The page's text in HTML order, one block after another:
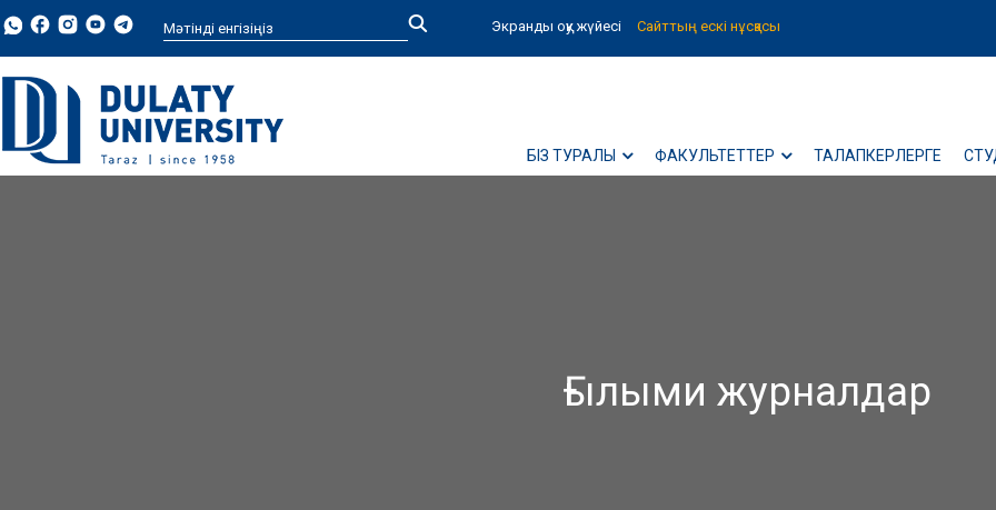
Экранды оқу жүйесі Сайттың ескі нұсқасы
БІЗ ТУРАЛЫ ФАКУЛЬТЕТТЕР ТАЛАПКЕРЛЕРГЕ
Ғылыми журналдар